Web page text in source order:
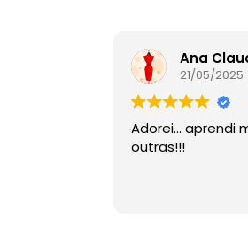
21/05/2025
Adorei… aprendi muito.
outras!!!